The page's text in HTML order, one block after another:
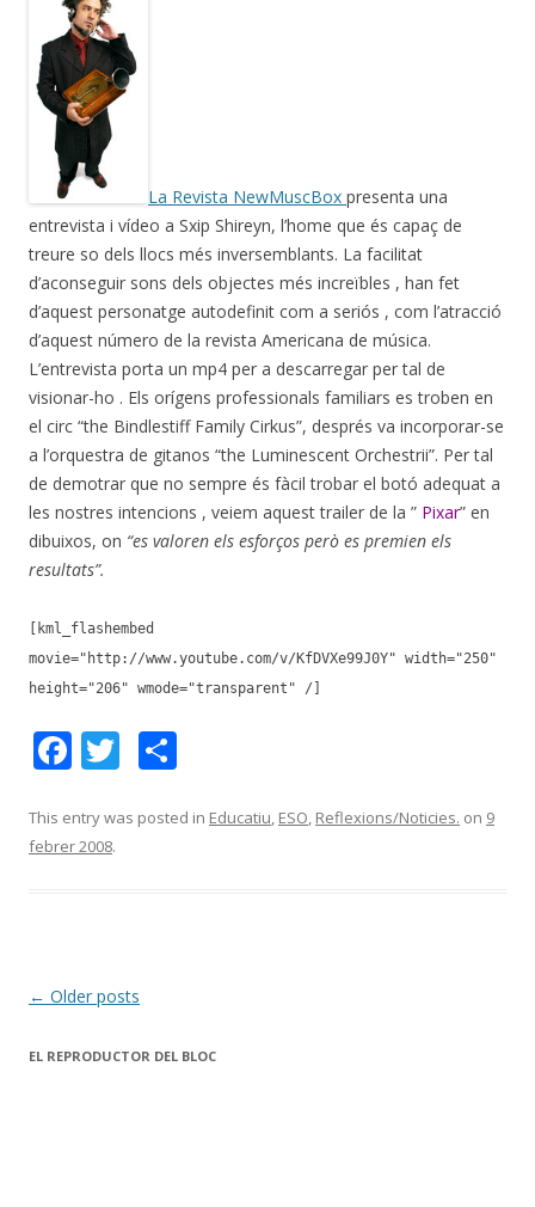
La Revista NewMuscBox presenta una
entrevista i vídeo a Sxip Shireyn, l’home que és capaç de
treure so dels llocs més inversemblants. La facilitat
d’aconseguir sons dels objectes més increïbles , han fet
d’aquest personatge autodefinit com a seriós , com l’atracció
d’aquest número de la revista Americana de música.
L’entrevista porta un mp4 per a descarregar per tal de
visionar-ho . Els orígens professionals familiars es troben en
el circ “the Bindlestiff Family Cirkus”, després va incorporar-se
a l’orquestra de gitanos “the Luminescent Orchestrii”. Per tal
de demotrar que no sempre és fàcil trobar el botó adequat a
les nostres intencions , veiem aquest trailer de la ” Pixar” en
dibuixos, on “es valoren els esforços però es premien els
resultats”.
[kml_flashembed
movie="http://www.youtube.com/v/KfDVXe99J0Y" width="250"
height="206" wmode="transparent" /]
F
e
b
k
T
itt m
This entry was posted in Educatiu, ESO, Reflexions/Noticies. on 9
febrer 2008.
Post
← Older posts
EL REPRODUCTOR DEL BLOC